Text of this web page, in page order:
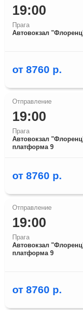
19:00
Прага
Автовокзал
от 8760 р.
19:00
Прага
Автовокзал
платформа 9
от 8760 р.
19:00
Прага
Автовокзал
платформа 9
от 8760 р.